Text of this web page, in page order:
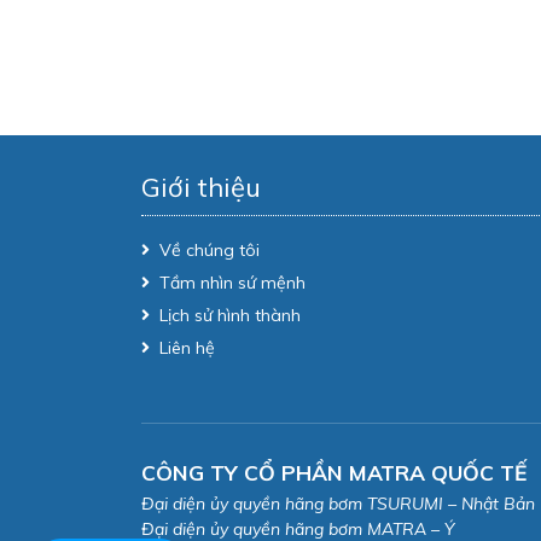
Giới thiệu
Về chúng tôi
Tầm nhìn sứ mệnh
Lịch sử hình thành
Liên hệ
CÔNG TY CỔ PHẦN MATRA QUỐC TẾ
Đại diện ủy quyền hãng bơm TSURUMI – Nhật Bản
Đại diện ủy quyền hãng bơm MATRA – Ý